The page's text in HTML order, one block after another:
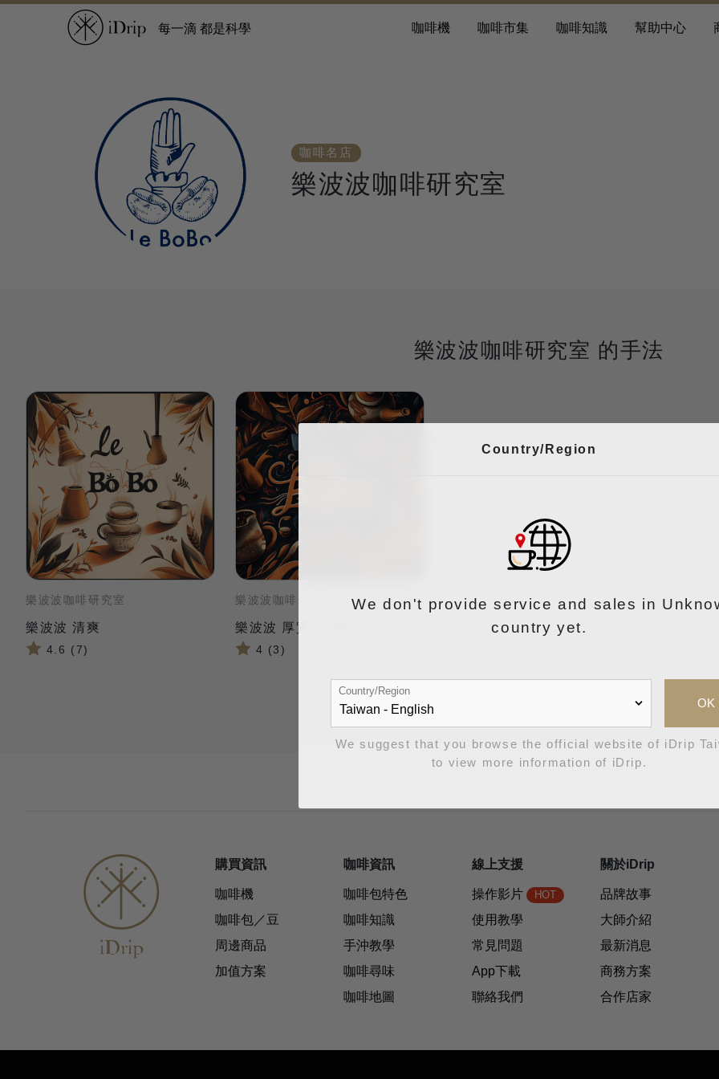
每一滴 都是科學 咖啡機 咖啡市集 咖啡知識 幫助中心
咖啡名店
樂波波咖啡研究室
樂波波咖啡研究室 的手法
樂波波咖啡研究室
樂波波 清爽
4.6 (7)
樂波波咖啡研究室
樂波波 厚實、濃郁沖煮手法
4 (3)
購買資訊
咖啡機
咖啡包／豆
周邊商品
加值方案
咖啡資訊
咖啡包特色
咖啡知識
手沖教學
咖啡尋味
咖啡地圖
線上支援
操作影片 HOT
使用教學
常見問題
App下載
聯絡我們
關於iDrip
品牌故事
大師介紹
最新消息
商務方案
合作店家
Country/Region
We don't provide service and sales in
country yet.
Country/Region
OK
We suggest that you browse the official website of iDrip
to view more information of iDrip.